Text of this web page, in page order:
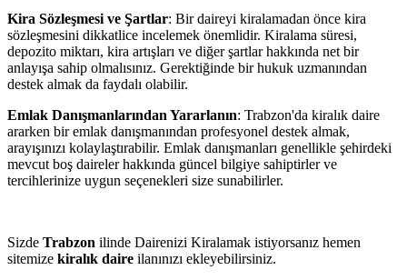
Kira Sözleşmesi ve Şartlar: Bir daireyi kiralamadan önce kira
sözleşmesini dikkatlice incelemek önemlidir. Kiralama süresi,
depozito miktarı, kira artışları ve diğer şartlar hakkında net bir
anlayışa sahip olmalısınız. Gerektiğinde bir hukuk uzmanından
destek almak da faydalı olabilir.
Emlak Danışmanlarından Yararlanın: Trabzon'da kiralık daire
ararken bir emlak danışmanından profesyonel destek almak,
arayışınızı kolaylaştırabilir. Emlak danışmanları genellikle şehirdeki
mevcut boş daireler hakkında güncel bilgiye sahiptirler ve
tercihlerinize uygun seçenekleri size sunabilirler.
Sizde Trabzon ilinde Dairenizi Kiralamak istiyorsanız hemen
sitemize kiralık daire ilanınızı ekleyebilirsiniz.